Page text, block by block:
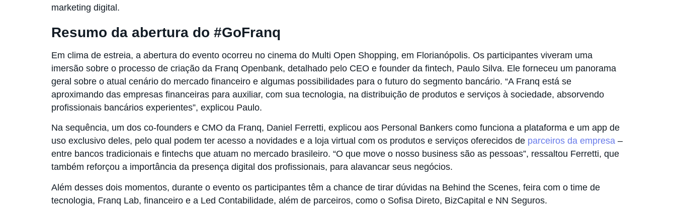
marketing digital.
Resumo da abertura do #GoFranq
Em clima de estreia, a abertura do evento ocorreu no cinema do Multi Open Shopping, em Florianópolis. Os participantes viveram uma
imersão sobre o processo de criação da Franq Openbank, detalhado pelo CEO e founder da fintech, Paulo Silva. Ele forneceu um panorama
geral sobre o atual cenário do mercado financeiro e algumas possibilidades para o futuro do segmento bancário. “A Franq está se
aproximando das empresas financeiras para auxiliar, com sua tecnologia, na distribuição de produtos e serviços à sociedade, absorvendo
profissionais bancários experientes”, explicou Paulo.
Na sequência, um dos co-founders e CMO da Franq, Daniel Ferretti, explicou aos Personal Bankers como funciona a plataforma e um app de
uso exclusivo deles, pelo qual podem ter acesso a novidades e a loja virtual com os produtos e serviços oferecidos de parceiros da empresa –
entre bancos tradicionais e fintechs que atuam no mercado brasileiro. “O que move o nosso business são as pessoas”, ressaltou Ferretti, que
também reforçou a importância da presença digital dos profissionais, para alavancar seus negócios.
Além desses dois momentos, durante o evento os participantes têm a chance de tirar dúvidas na Behind the Scenes, feira com o time de
tecnologia, Franq Lab, financeiro e a Led Contabilidade, além de parceiros, como o Sofisa Direto, BizCapital e NN Seguros.